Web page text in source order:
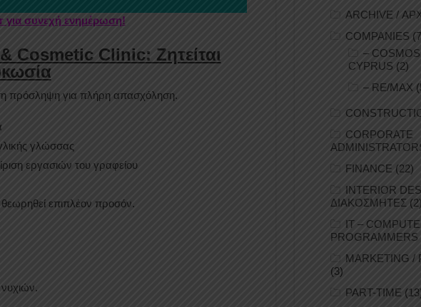
για συνεχή ενημέρωση!
Cosmetic Clinic: Ζητείται
πρόσληψη για πλήρη απασχόληση.
γλώσσας
εργασιών του γραφείου
επιπλέον προσόν.
ARCHIVE /
COMPANIES
–
CYPRUS (2)
– RE/MAX
CORPORATE
FINANCE (22)
INTERIOR
ΔΙΑΚΟΣΜΗΤΕΣ (2)
IT –
PROGRAMMERS
MARKETING
(3)
PART-TIME